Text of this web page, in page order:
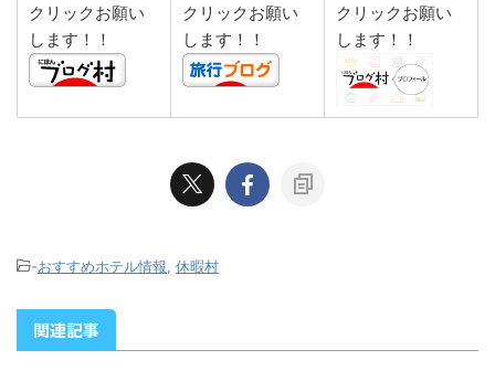
クリックお願い
します！！
クリックお願い
します！！
クリックお願い
します！！
-おすすめホテル情報 休暇村
関連記事